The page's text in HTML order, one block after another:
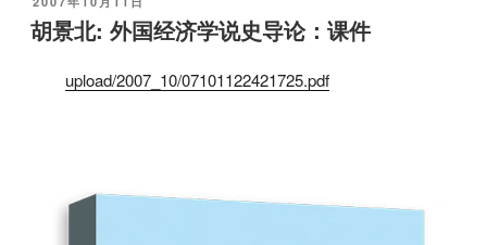
布
于
胡景北: 外国经济学说史导论：课件
upload/2007_10/07101122421725.pdf